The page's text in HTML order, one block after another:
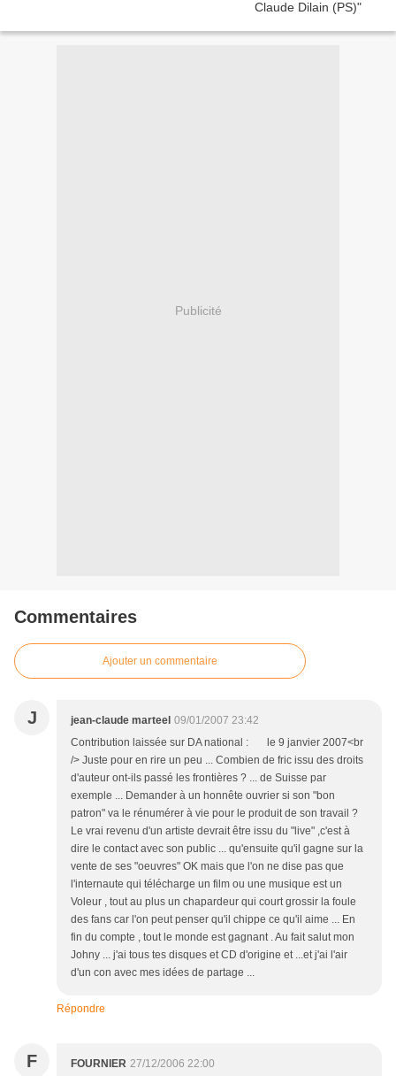
Publicité
Commentaires
Ajouter un commentaire
J jean-claude marteel 09/01/2007 23:42
Contribution laissée sur DA national : le 9 janvier 2007<br
/> Juste pour en rire un peu ... Combien de fric issu des droits
d'auteur ont-ils passé les frontières ? ... de Suisse par
exemple ... Demander à un honnête ouvrier si son "bon
patron" va le rénumérer à vie pour le produit de son travail ?
Le vrai revenu d'un artiste devrait être issu du "live" ,c'est à
dire le contact avec son public ... qu'ensuite qu'il gagne sur la
vente de ses "oeuvres" OK mais que l'on ne dise pas que
l'internaute qui télécharge un film ou une musique est un
Voleur , tout au plus un chapardeur qui court grossir la foule
des fans car l'on peut penser qu'il chippe ce qu'il aime ... En
fin du compte , tout le monde est gagnant . Au fait salut mon
Johny ... j'ai tous tes disques et CD d'origine et ...et j'ai l'air
d'un con avec mes idées de partage ...
Répondre
F FOURNIER 27/12/2006 22:00